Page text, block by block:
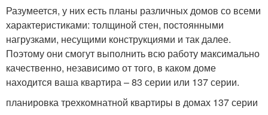
Разумеется, у них есть планы различных домов со всеми
характеристиками: толщиной стен, постоянными
нагрузками, несущими конструкциями и так далее.
Поэтому они смогут выполнить всю работу максимально
качественно, независимо от того, в каком доме
находится ваша квартира – 83 серии или 137 серии.
планировка трехкомнатной квартиры в домах 137 серии